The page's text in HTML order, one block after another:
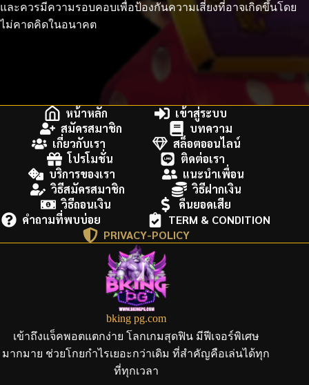
และควรมีความรอบคอบเพื่อป้องกันความเสี่ยงที่อาจเกิดขึ้นโดย
ไม่คาดคิดในอนาคต
หน้าหลัก
เข้าสู่ระบบ
สมัครสมาชิก
บทความ
เกี่ยวกับเรา
สล็อตออนไลน์
โปรโมชั่น
ติดต่อเรา
บริการของเรา
แนะนำเพื่อน
วิธีสมัครสมาชิก
วิธีฝากเงิน
วิธีถอนเงิน
คืนยอดเสีย
คำถามที่พบบ่อย
TERM & CONDITION
PRIVACY-POLICY
bking pg.com
เข้าถึงแจ็คพอตแตกง่าย โลกเกมสุดฟิน มีฟีเจอร์พิเศษ
มากมาย ช่วยโกยกำไรเยอะกว่าเดิม ที่สำคัญคือเล่นได้ทุก
ที่ทุกเวลา